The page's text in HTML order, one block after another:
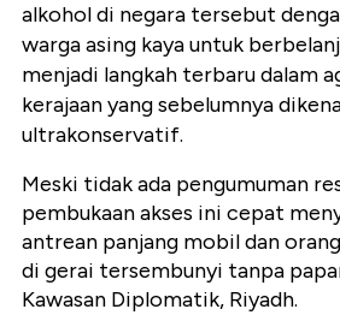
alkohol di negara tersebut
warga asing kaya untuk
menjadi langkah terbaru dalam
kerajaan yang sebelumnya
ultrakonservatif.
Meski tidak ada pengumuman
pembukaan akses ini cepat
antrean panjang mobil dan
di gerai tersembunyi tanpa
Kawasan Diplomatik, Riyadh.